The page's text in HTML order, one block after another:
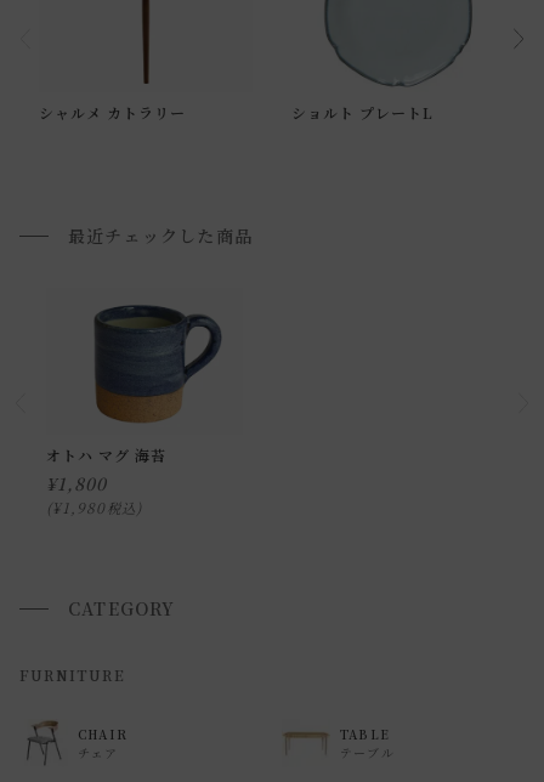
通常配送について
通常配送の場合、お品物は玄関前での引渡しとなります。
■ご不明な点やご希望がございましたら、お気軽にお問い合
小型商品の日時・時間指定について
お届け時間帯(大型以外) は、
申し訳ございませんが、具体的な時間帯指定をしての出荷は
できません。
また、 日曜・祝日は、時間帯指定ができません。
いませ 。
返品等の詳細は「 お買い物ガイド(返品・交換について)
ご覧ください。
もございますのでご利用後は早めに洗浄してください。
・お使いのPC画面等や光の環境によっては、掲載の画像と実
際の商品とで色の見え方が異なることもございます。ご了承
シャルメ カトラリー ショルト プレートL
最近チェックした商品
オトハ マグ 海苔
¥1,800
¥1,980 税込
CATEGORY
FURNITURE
CHAIR
チェア
TABLE
テーブル